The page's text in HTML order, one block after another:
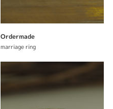
Ordermade
marriage ring